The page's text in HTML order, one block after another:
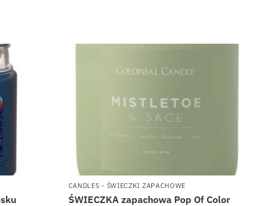
CANDLES - ŚWIECZKI ZAPACHOWE
ŚWIECZKA zapachowa Pop Of Color